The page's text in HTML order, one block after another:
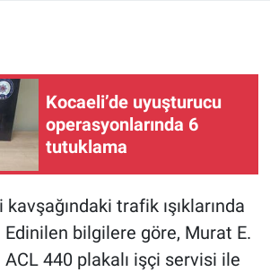
Kocaeli’de uyuşturucu
operasyonlarında 6
tutuklama
trafik ışıklarında
bilgilere göre, Murat E.
440 plakalı işçi servisi ile